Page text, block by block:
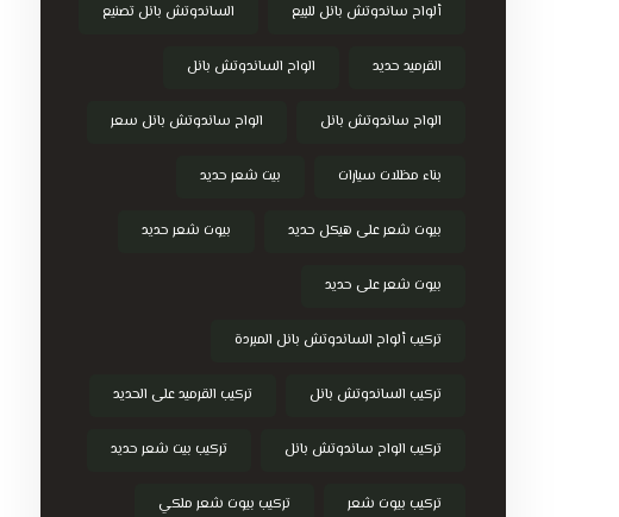
ألواح ساندوتش بانل للبيع الساندوتش بانل تصنيع
القرميد حديد الواح الساندوتش بانل
الواح ساندوتش بانل الواح ساندوتش بانل سعر
بناء مظلات سيارات بيت شعر حديد
بيوت شعر على هيكل حديد بيوت شعر حديد
بيوت شعر على حديد
تركيب ألواح الساندوتش بانل المبردة
تركيب الساندوتش بانل تركيب القرميد على الحديد
تركيب الواح ساندوتش بانل تركيب بيت شعر حديد
تركيب بيوت شعر تركيب بيوت شعر ملكي